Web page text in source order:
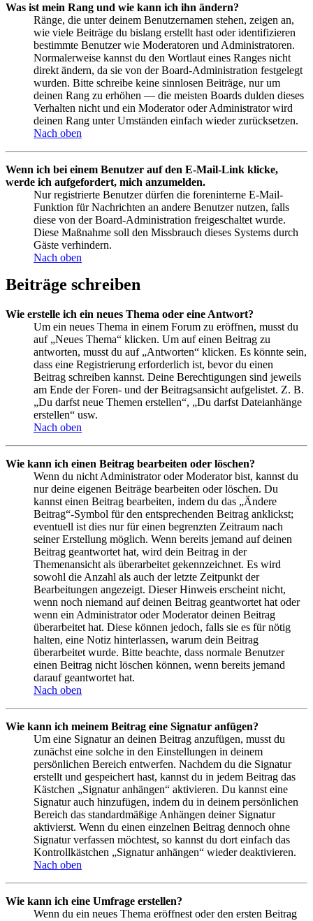
Was ist mein Rang und wie kann ich ihn ändern?
Ränge, die unter deinem Benutzernamen stehen, zeigen an,
wie viele Beiträge du bislang erstellt hast oder identifizieren
bestimmte Benutzer wie Moderatoren und Administratoren.
Normalerweise kannst du den Wortlaut eines Ranges nicht
direkt ändern, da sie von der Board-Administration festgelegt
wurden. Bitte schreibe keine sinnlosen Beiträge, nur um
deinen Rang zu erhöhen — die meisten Boards dulden dieses
Verhalten nicht und ein Moderator oder Administrator wird
deinen Rang unter Umständen einfach wieder zurücksetzen.
Nach oben
Wenn ich bei einem Benutzer auf den E-Mail-Link klicke,
werde ich aufgefordert, mich anzumelden.
Nur registrierte Benutzer dürfen die foreninterne E-Mail-
Funktion für Nachrichten an andere Benutzer nutzen, falls
diese von der Board-Administration freigeschaltet wurde.
Diese Maßnahme soll den Missbrauch dieses Systems durch
Gäste verhindern.
Nach oben
Beiträge schreiben
Wie erstelle ich ein neues Thema oder eine Antwort?
Um ein neues Thema in einem Forum zu eröffnen, musst du
auf „Neues Thema“ klicken. Um auf einen Beitrag zu
antworten, musst du auf „Antworten“ klicken. Es könnte sein,
dass eine Registrierung erforderlich ist, bevor du einen
Beitrag schreiben kannst. Deine Berechtigungen sind jeweils
am Ende der Foren- und der Beitragsansicht aufgelistet. Z. B.
„Du darfst neue Themen erstellen“, „Du darfst Dateianhänge
erstellen“ usw.
Nach oben
Wie kann ich einen Beitrag bearbeiten oder löschen?
Wenn du nicht Administrator oder Moderator bist, kannst du
nur deine eigenen Beiträge bearbeiten oder löschen. Du
kannst einen Beitrag bearbeiten, indem du das „Ändere
Beitrag“-Symbol für den entsprechenden Beitrag anklickst;
eventuell ist dies nur für einen begrenzten Zeitraum nach
seiner Erstellung möglich. Wenn bereits jemand auf deinen
Beitrag geantwortet hat, wird dein Beitrag in der
Themenansicht als überarbeitet gekennzeichnet. Es wird
sowohl die Anzahl als auch der letzte Zeitpunkt der
Bearbeitungen angezeigt. Dieser Hinweis erscheint nicht,
wenn noch niemand auf deinen Beitrag geantwortet hat oder
wenn ein Administrator oder Moderator deinen Beitrag
überarbeitet hat. Diese können jedoch, falls sie es für nötig
halten, eine Notiz hinterlassen, warum dein Beitrag
überarbeitet wurde. Bitte beachte, dass normale Benutzer
einen Beitrag nicht löschen können, wenn bereits jemand
darauf geantwortet hat.
Nach oben
Wie kann ich meinem Beitrag eine Signatur anfügen?
Um eine Signatur an deinen Beitrag anzufügen, musst du
zunächst eine solche in den Einstellungen in deinem
persönlichen Bereich entwerfen. Nachdem du die Signatur
erstellt und gespeichert hast, kannst du in jedem Beitrag das
Kästchen „Signatur anhängen“ aktivieren. Du kannst eine
Signatur auch hinzufügen, indem du in deinem persönlichen
Bereich das standardmäßige Anhängen deiner Signatur
aktivierst. Wenn du einen einzelnen Beitrag dennoch ohne
Signatur verfassen möchtest, so kannst du dort einfach das
Kontrollkästchen „Signatur anhängen“ wieder deaktivieren.
Nach oben
Wie kann ich eine Umfrage erstellen?
Wenn du ein neues Thema eröffnest oder den ersten Beitrag